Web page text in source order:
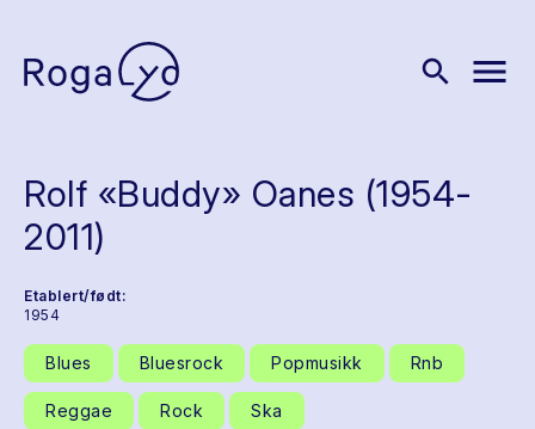
search menu
Rolf «Buddy» Oanes (1954-
2011)
Etablert/født:
1954
Blues Bluesrock Popmusikk Rnb
Reggae Rock Ska